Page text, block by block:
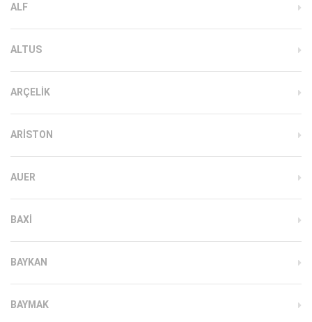
ALF
ALTUS
ARÇELIK
ARISTON
AUER
BAXI
BAYKAN
BAYMAK